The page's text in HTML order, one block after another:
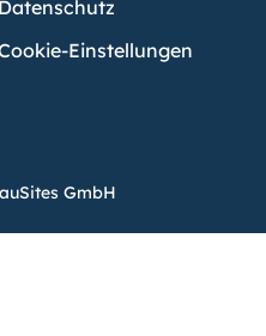
Datenschutz
Einstellungen
GmbH